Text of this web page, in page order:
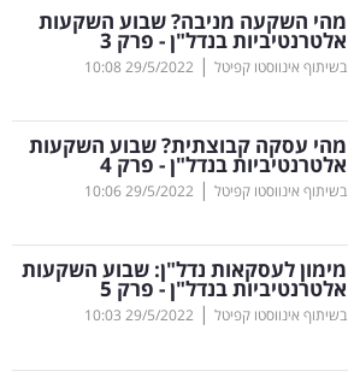
מהי השקעה מניבה? שבוע השקעות
אלטרנטיביות בנדל"ן - פרק 3
בשיתוף אינווסטו קפיטל |
29/5/2022
10:08
מהי עסקה קבוצתית? שבוע השקעות
אלטרנטיביות בנדל"ן - פרק 4
בשיתוף אינווסטו קפיטל |
29/5/2022
10:06
מימון לעסקאות נדל"ן: שבוע השקעות
אלטרנטיביות בנדל"ן - פרק 5
בשיתוף אינווסטו קפיטל |
29/5/2022
10:03